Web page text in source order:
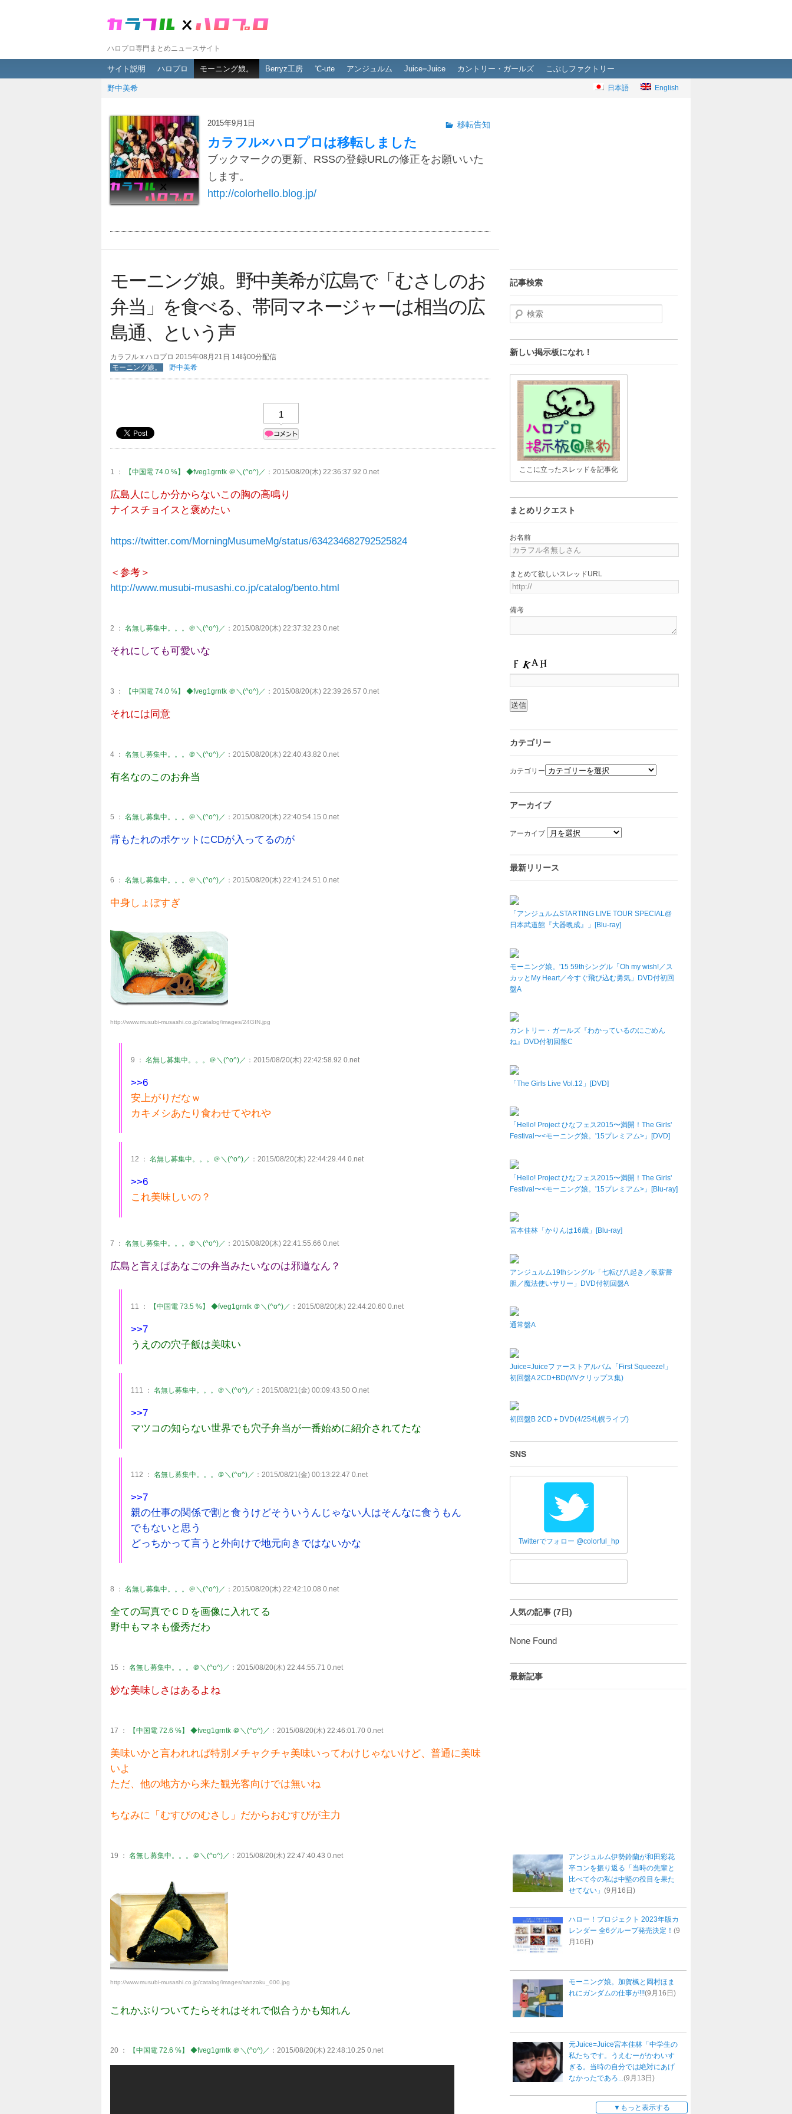
ハロプロ専門まとめニュースサイト
サイト説明 ハロプロ モーニング娘。 Berryz工房 ℃-ute アンジュルム Juice=Juice カントリー・ガールズ こぶしファクトリー
野中美希 日本語 English
2015年9月1日 移転告知
カラフル×ハロプロは移転しました
ブックマークの更新、RSSの登録URLの修正をお願いいた
します。
http://colorhello.blog.jp/
モーニング娘。野中美希が広島で「むさしのお
弁当」を食べる、帯同マネージャーは相当の広
島通、という声
カラフル x ハロプロ 2015年08月21日 14時00分配信
モーニング娘。
野中美希
1
1 ： 【中国電 74.0 %】 ◆fveg1grntk ＠＼(^o^)／ ：2015/08/20(木) 22:36:37.92 0.net
広島人にしか分からないこの胸の高鳴り
ナイスチョイスと褒めたい
https://twitter.com/MorningMusumeMg/status/634234682792525824
＜参考＞
http://www.musubi-musashi.co.jp/catalog/bento.html
2 ： 名無し募集中。。。＠＼(^o^)／ ：2015/08/20(木) 22:37:32.23 0.net
それにしても可愛いな
3 ： 【中国電 74.0 %】 ◆fveg1grntk ＠＼(^o^)／ ：2015/08/20(木) 22:39:26.57 0.net
それには同意
4 ： 名無し募集中。。。＠＼(^o^)／ ：2015/08/20(木) 22:40:43.82 0.net
有名なのこのお弁当
5 ： 名無し募集中。。。＠＼(^o^)／ ：2015/08/20(木) 22:40:54.15 0.net
背もたれのポケットにCDが入ってるのが
6 ： 名無し募集中。。。＠＼(^o^)／ ：2015/08/20(木) 22:41:24.51 0.net
中身しょぼすぎ
http://www.musubi-musashi.co.jp/catalog/images/24GIN.jpg
9 ： 名無し募集中。。。＠＼(^o^)／ ：2015/08/20(木) 22:42:58.92 0.net
>>6
安上がりだなｗ
カキメシあたり食わせてやれや
12 ： 名無し募集中。。。＠＼(^o^)／ ：2015/08/20(木) 22:44:29.44 0.net
>>6
これ美味しいの？
7 ： 名無し募集中。。。＠＼(^o^)／ ：2015/08/20(木) 22:41:55.66 0.net
広島と言えばあなごの弁当みたいなのは邪道なん？
11 ： 【中国電 73.5 %】 ◆fveg1grntk ＠＼(^o^)／ ：2015/08/20(木) 22:44:20.60 0.net
>>7
うえのの穴子飯は美味い
111 ： 名無し募集中。。。＠＼(^o^)／ ：2015/08/21(金) 00:09:43.50 O.net
>>7
マツコの知らない世界でも穴子弁当が一番始めに紹介されてたな
112 ： 名無し募集中。。。＠＼(^o^)／ ：2015/08/21(金) 00:13:22.47 0.net
>>7
親の仕事の関係で割と食うけどそういうんじゃない人はそんなに食うもん
でもないと思う
どっちかって言うと外向けで地元向きではないかな
8 ： 名無し募集中。。。＠＼(^o^)／ ：2015/08/20(木) 22:42:10.08 0.net
全ての写真でＣＤを画像に入れてる
野中もマネも優秀だわ
15 ： 名無し募集中。。。＠＼(^o^)／ ：2015/08/20(木) 22:44:55.71 0.net
妙な美味しさはあるよね
17 ： 【中国電 72.6 %】 ◆fveg1grntk ＠＼(^o^)／ ：2015/08/20(木) 22:46:01.70 0.net
美味いかと言われれば特別メチャクチャ美味いってわけじゃないけど、普通に美味
いよ
ただ、他の地方から来た観光客向けでは無いね
ちなみに「むすびのむさし」だからおむすびが主力
19 ： 名無し募集中。。。＠＼(^o^)／ ：2015/08/20(木) 22:47:40.43 0.net
http://www.musubi-musashi.co.jp/catalog/images/sanzoku_000.jpg
これかぶりついてたらそれはそれで似合うかも知れん
20 ： 【中国電 72.6 %】 ◆fveg1grntk ＠＼(^o^)／ ：2015/08/20(木) 22:48:10.25 0.net
記事検索
検索
新しい掲示板になれ！
ここに立ったスレッドを記事化
まとめリクエスト
お名前
まとめて欲しいスレッドURL
備考
カテゴリー
カテゴリー
アーカイブ
アーカイブ
最新リリース
「アンジュルムSTARTING LIVE TOUR SPECIAL@
日本武道館『大器晩成』」[Blu-ray]
モーニング娘。'15 59thシングル「Oh my wish!／ス
カッとMy Heart／今すぐ飛び込む勇気」DVD付初回
盤A
カントリー・ガールズ『わかっているのにごめん
ね』DVD付初回盤C
「The Girls Live Vol.12」[DVD]
「Hello! Project ひなフェス2015〜満開！The Girls'
Festival〜<モーニング娘。'15プレミアム>」[DVD]
「Hello! Project ひなフェス2015〜満開！The Girls'
Festival〜<モーニング娘。'15プレミアム>」[Blu-ray]
宮本佳林「かりんは16歳」[Blu-ray]
アンジュルム19thシングル「七転び八起き／臥薪嘗
胆／魔法使いサリー」DVD付初回盤A
通常盤A
Juice=Juiceファーストアルバム「First Squeeze!」
初回盤A 2CD+BD(MVクリップス集)
初回盤B 2CD＋DVD(4/25札幌ライブ)
SNS
Twitterでフォロー @colorful_hp
人気の記事 (7日)
None Found
最新記事
アンジュルム伊勢鈴蘭が和田彩花
卒コンを振り返る「当時の先輩と
比べて今の私は中堅の役目を果た
せてない」 (9月16日)
ハロー！プロジェクト 2023年版カ
レンダー 全6グループ発売決定！ (9
月16日)
モーニング娘。加賀楓と岡村ほま
れにガンダムの仕事が!!!(9月16日)
元Juice=Juice宮本佳林「中学生の
私たちです。うえむーがかわいす
ぎる。当時の自分では絶対にあげ
なかったであろ...(9月13日)
もっと表示する